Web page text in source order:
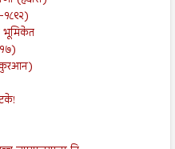
भूमिकेत
कुरआन)